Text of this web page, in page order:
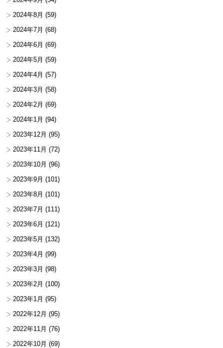
2024年8月 (59)
2024年7月 (68)
2024年6月 (69)
2024年5月 (59)
2024年4月 (57)
2024年3月 (58)
2024年2月 (69)
2024年1月 (94)
2023年12月 (95)
2023年11月 (72)
2023年10月 (96)
2023年9月 (101)
2023年8月 (101)
2023年7月 (111)
2023年6月 (121)
2023年5月 (132)
2023年4月 (99)
2023年3月 (98)
2023年2月 (100)
2023年1月 (95)
2022年12月 (95)
2022年11月 (76)
2022年10月 (69)